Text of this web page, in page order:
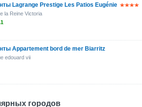
Lagrange Prestige Les Patios Eugénie
la Reine Victoria
Appartement bord de mer Biarritz
edouard vii
городов